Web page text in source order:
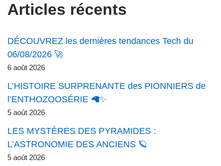
Articles récents
DÉCOUVREZ les dernières tendances Tech du
06/08/2026 🚀
6 août 2026
L’HISTOIRE SURPRENANTE des PIONNIERS de
l’ENTHOZOOSÉRIE 🦙✨
5 août 2026
LES MYSTÈRES DES PYRAMIDES :
L’ASTRONOMIE DES ANCIENS 🪐
5 août 2026